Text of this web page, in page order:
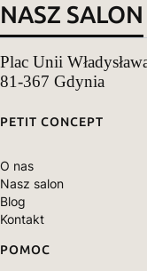
NASZ SALON
Plac Unii
81-367 Gdynia
Linki w stopce
PETIT CONCEPT
O nas
Nasz salon
Blog
Kontakt
POMOC